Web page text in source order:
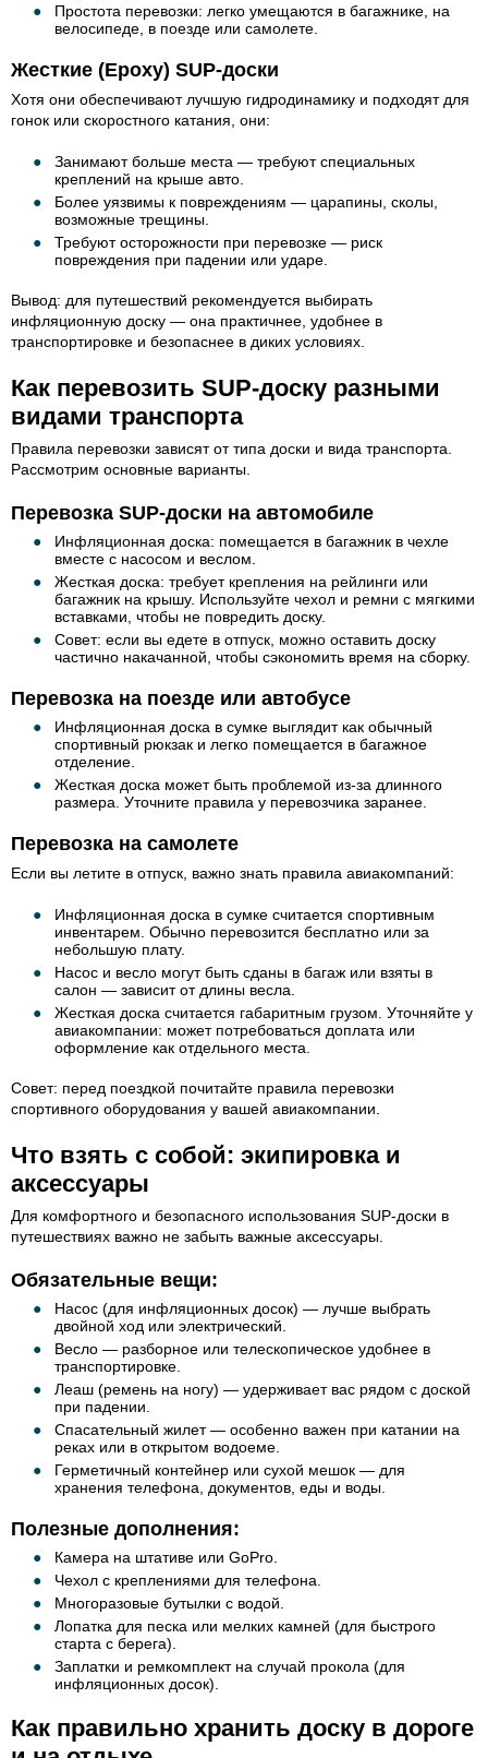
Простота перевозки: легко умещаются в багажнике, на
велосипеде, в поезде или самолете.
Жесткие (Epoxy) SUP-доски
Хотя они обеспечивают лучшую гидродинамику и подходят для
гонок или скоростного катания, они:
Занимают больше места — требуют специальных
креплений на крыше авто.
Более уязвимы к повреждениям — царапины, сколы,
возможные трещины.
Требуют осторожности при перевозке — риск
повреждения при падении или ударе.
Вывод: для путешествий рекомендуется выбирать
инфляционную доску — она практичнее, удобнее в
транспортировке и безопаснее в диких условиях.
Как перевозить SUP-доску разными
видами транспорта
Правила перевозки зависят от типа доски и вида транспорта.
Рассмотрим основные варианты.
Перевозка SUP-доски на автомобиле
Инфляционная доска: помещается в багажник в чехле
вместе с насосом и веслом.
Жесткая доска: требует крепления на рейлинги или
багажник на крышу. Используйте чехол и ремни с мягкими
вставками, чтобы не повредить доску.
Совет: если вы едете в отпуск, можно оставить доску
частично накачанной, чтобы сэкономить время на сборку.
Перевозка на поезде или автобусе
Инфляционная доска в сумке выглядит как обычный
спортивный рюкзак и легко помещается в багажное
отделение.
Жесткая доска может быть проблемой из-за длинного
размера. Уточните правила у перевозчика заранее.
Перевозка на самолете
Если вы летите в отпуск, важно знать правила авиакомпаний:
Инфляционная доска в сумке считается спортивным
инвентарем. Обычно перевозится бесплатно или за
небольшую плату.
Насос и весло могут быть сданы в багаж или взяты в
салон — зависит от длины весла.
Жесткая доска считается габаритным грузом. Уточняйте у
авиакомпании: может потребоваться доплата или
оформление как отдельного места.
Совет: перед поездкой почитайте правила перевозки
спортивного оборудования у вашей авиакомпании.
Что взять с собой: экипировка и
аксессуары
Для комфортного и безопасного использования SUP-доски в
путешествиях важно не забыть важные аксессуары.
Обязательные вещи:
Насос (для инфляционных досок) — лучше выбрать
двойной ход или электрический.
Весло — разборное или телескопическое удобнее в
транспортировке.
Леаш (ремень на ногу) — удерживает вас рядом с доской
при падении.
Спасательный жилет — особенно важен при катании на
реках или в открытом водоеме.
Герметичный контейнер или сухой мешок — для
хранения телефона, документов, еды и воды.
Полезные дополнения:
Камера на штативе или GoPro.
Чехол с креплениями для телефона.
Многоразовые бутылки с водой.
Лопатка для песка или мелких камней (для быстрого
старта с берега).
Заплатки и ремкомплект на случай прокола (для
инфляционных досок).
Как правильно хранить доску в дороге